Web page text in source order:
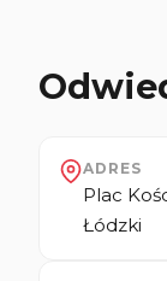
ADRES
Plac
Łódzki